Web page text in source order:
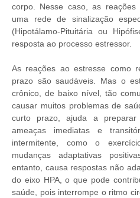
corpo. Nesse caso, as
uma rede de sinalização
(Hipotálamo-Pituitária ou
resposta ao processo estressor.
As reações ao estresse como
prazo são saudáveis. Mas o
crônico, de baixo nível, tão
causar muitos problemas de
curto prazo, ajuda a
ameaças imediatas e
intermitente, como o
mudanças adaptativas
entanto, causa respostas não
do eixo HPA, o que pode
saúde, pois interrompe o ritmo